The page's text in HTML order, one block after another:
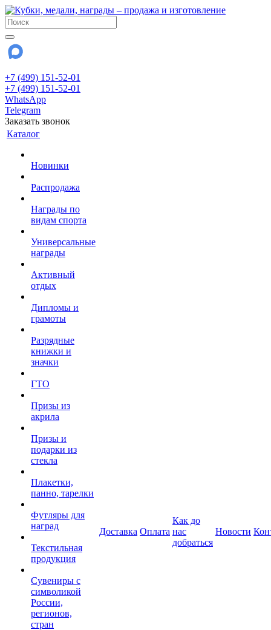
+7 (499) 151-52-01
+7 (499) 151-52-01
WhatsApp
Telegram
Заказать звонок
Каталог
Новинки
Распродажа
Награды по
видам спорта
Универсальные
награды
Активный
отдых
Дипломы и
грамоты
Разрядные
книжки и
значки
ГТО
Призы из
акрила
Призы и
подарки из
стекла
Плакетки,
панно, тарелки
Футляры для
наград
Текстильная
продукция
Сувениры с
символикой
России,
регионов,
стран
Доставка Оплата
Как до
нас
добраться
Новости